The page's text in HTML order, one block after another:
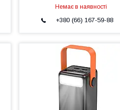
Немає в наявності
+380 (66) 167-59-88